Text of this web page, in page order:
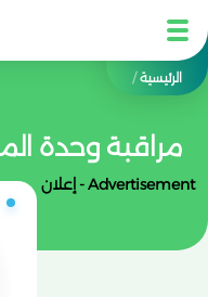
الرئيسية/
مراقبة وحدة
Advertisement - إعلان